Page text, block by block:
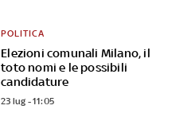
Elezioni comunali Milano, il
toto nomi e le possibili
candidature
POLITICA
23 lug - 11:05